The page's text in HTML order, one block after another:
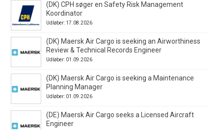
(DK) CPH søger en Safety Risk Management
Koordinator
Udløber: 17.08.2026
(DK) Maersk Air Cargo is seeking an Airworthiness
Review & Technical Records Engineer
Udløber: 01.09.2026
(DK) Maersk Air Cargo is seeking a Maintenance
Planning Manager
Udløber: 01.09.2026
(DE) Maersk Air Cargo seeks a Licensed Aircraft
Engineer